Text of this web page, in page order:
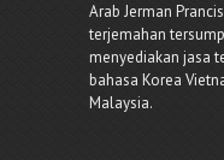
Arab Jerman
terjemahan
menyediakan jasa
bahasa Korea
Malaysia.